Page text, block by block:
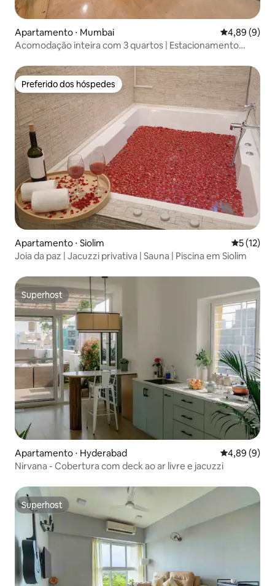
Apartamento ⋅ Mumbai 4,89 de uma
4,89 (9)
Acomodação inteira com 3 quartos | Estacionamento
Preferido dos hóspedes
Preferido dos hóspedes
Apartamento ⋅ Siolim 5 de uma
5 (12)
Joia da paz | Jacuzzi privativa | Sauna | Piscina em Siolim
Superhost
Superhost
Apartamento ⋅ Hyderabad 4,89 de uma
4,89 (9)
Nirvana - Cobertura com deck ao ar livre e jacuzzi
Superhost
Superhost